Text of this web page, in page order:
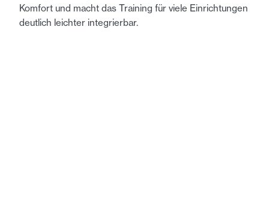
Komfort und macht das Training für viele Einrichtungen
deutlich leichter integrierbar.